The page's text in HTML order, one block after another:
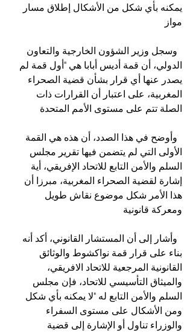
يمكنه بأي شكل من الأشكال إطلاق مسار
مواز
  وسجل وزير الشؤون الخارجية والتعاون
الدولي، أن قمة أديس أبابا هي "أول قمة لم
يصدر عنها أي قرار بشأن قضية الصحراء
المغربية، على اعتبار أن القرارات ذات
الصلة تتم على مستوى الأمم المتحدة
  وأوضح في هذا الصدد، أن هذه هي القمة
الأولى التي لم يتضمن فيها تقرير مجلس
السلم والأمن التابع للاتحاد الإفريقي، أية
إشارة لقضية الصحراء المغربية، مبرزا أن
هذا الأمر شكل موضوع نقاش طويل
ومعركة قانونية
  وأشار إلى أن المستشار القانوني، أكد أنه
بناء على قرار قمة نواكشوط والوثائق
القانونية المرجعية للاتحاد الافريقي،
والميثاق التأسيسي للاتحاد، فإن مجلس
السلم والأمن التابع له "لا يمكنه بأي شكل
ومن الأشكال على مستوى السفراء
والوزراء تناول أو الإشارة إلى قضية